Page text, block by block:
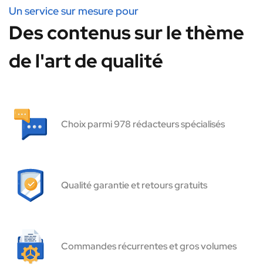
Un service sur mesure pour
Des contenus sur le thème
de l'art de qualité
Choix parmi 978 rédacteurs spécialisés
Qualité garantie et retours gratuits
Commandes récurrentes et gros volumes